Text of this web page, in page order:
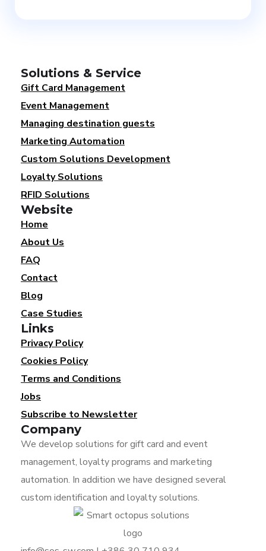
Solutions & Service
Gift Card Management
Event Management
Managing destination guests
Marketing Automation
Custom Solutions Development
Loyalty Solutions
RFID Solutions
Website
Home
About Us
FAQ
Contact
Blog
Case Studies
Links
Privacy Policy
Cookies Policy
Terms and Conditions
Jobs
Subscribe to Newsletter
Company
We develop solutions for gift card and event
management, loyalty programs and marketing
automation. In addition we have designed several
custom identification and loyalty solutions.